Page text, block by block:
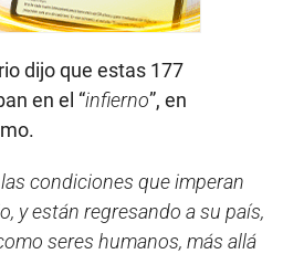
dijo que estas 177
en el “infierno”, en
condiciones que imperan
y están regresando a su país,
seres humanos, más allá